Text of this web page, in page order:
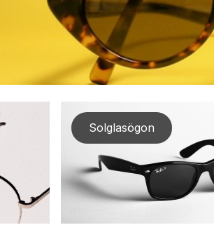
Solglasögon